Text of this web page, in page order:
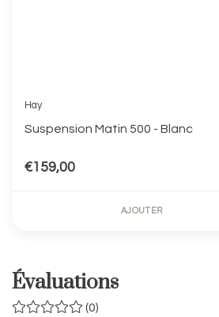
Hay
Suspension Matin 500 - Blanc
€159,00
AJOUTER
Évaluations
(0)